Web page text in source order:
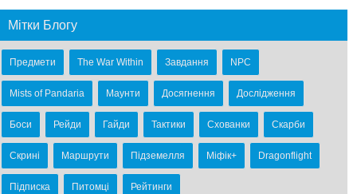
Мітки Блогу
Предмети The War Within Завдання NPC
Mists of Pandaria Маунти Досягнення Дослідження
Боси Рейди Гайди Тактики Схованки Скарби
Скрині Маршрути Підземелля Міфік+ Dragonflight
Підписка Питомці Рейтинги